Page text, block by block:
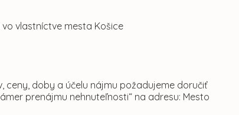
vlastníctve mesta Košice
doby a účelu nájmu požadujeme doručiť
prenájmu nehnuteľnosti“ na adresu: Mesto